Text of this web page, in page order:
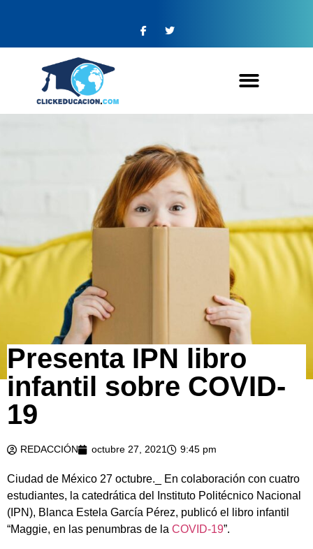
Presenta IPN libro
infantil sobre COVID-
19
REDACCIÓN octubre 27, 2021 9:45 pm
Ciudad de México 27 octubre._ En colaboración con cuatro
estudiantes, la catedrática del Instituto Politécnico Nacional
(IPN), Blanca Estela García Pérez, publicó el libro infantil
“Maggie, en las penumbras de la COVID-19”.